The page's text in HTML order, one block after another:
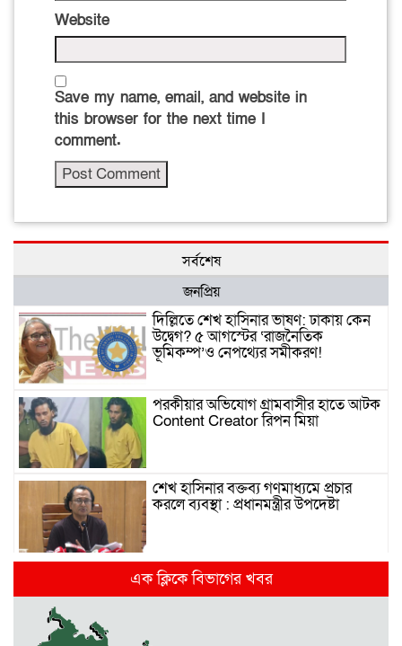
Website
Save my name, email, and website in
this browser for the next time I
comment.
সর্বশেষ
জনপ্রিয়
দিল্লিতে শেখ হাসিনার ভাষণ: ঢাকায় কেন
উদ্বেগ? ৫ আগস্টের ‘রাজনৈতিক
ভূমিকম্প’ও নেপথ্যের সমীকরণ!
পরকীয়ার অভিযোগ গ্রামবাসীর হাতে আটক
Content Creator রিপন মিয়া
শেখ হাসিনার বক্তব্য গণমাধ্যমে প্রচার
করলে ব্যবস্থা : প্রধানমন্ত্রীর উপদেষ্টা
দিল্লিতে হাসিনার গণমাধ্যমে ভাষণ নিয়ে যা
বলছে ভারত
এক ক্লিকে বিভাগের খবর